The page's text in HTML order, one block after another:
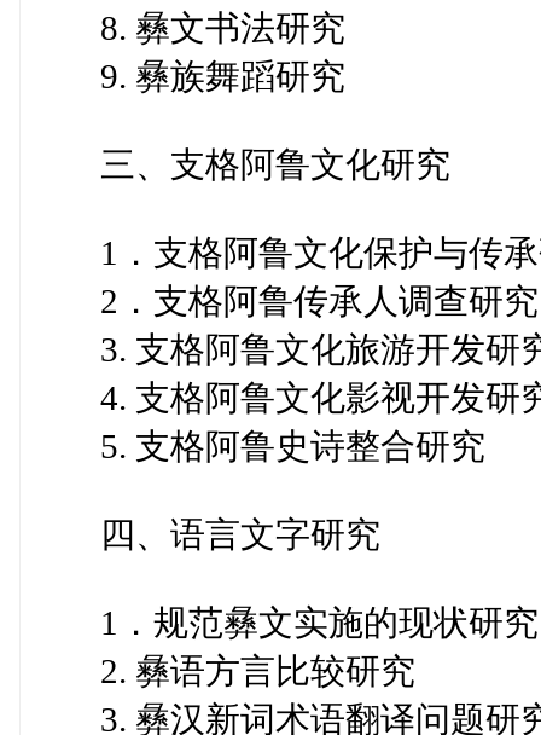
8. 彝文书法研究
9. 彝族舞蹈研究
三、支格阿鲁文化研究
1．支格阿鲁文化保护与传承
2．支格阿鲁传承人调查研究
3. 支格阿鲁文化旅游开发研
4. 支格阿鲁文化影视开发研
5. 支格阿鲁史诗整合研究
四、语言文字研究
1．规范彝文实施的现状研究
2. 彝语方言比较研究
3. 彝汉新词术语翻译问题研